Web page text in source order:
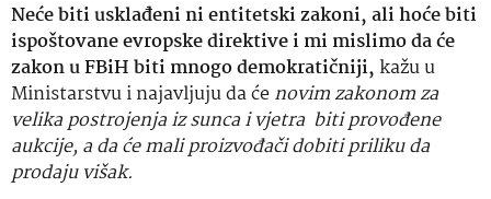
Neće biti usklađeni ni entitetski zakoni, ali hoće biti
ispoštovane evropske direktive i mi mislimo da će
zakon u FBiH biti mnogo demokratičniji,kažu u
Ministarstvu i najavljuju da ćenovim zakonom za
velika postrojenja iz sunca i vjetra biti provođene
aukcije, a da će mali proizvođači dobiti priliku da
prodaju višak.